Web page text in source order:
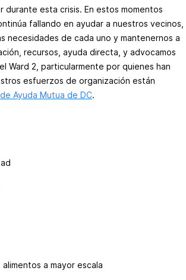
esta crisis. En estos momentos
fallando en ayudar a nuestros vecinos,
necesidades de cada uno y mantenernos a
recursos, ayuda directa, y advocamos
Ward 2, particularmente por quienes han
esfuerzos de organización están
Ayuda Mutua de DC.
a mayor escala